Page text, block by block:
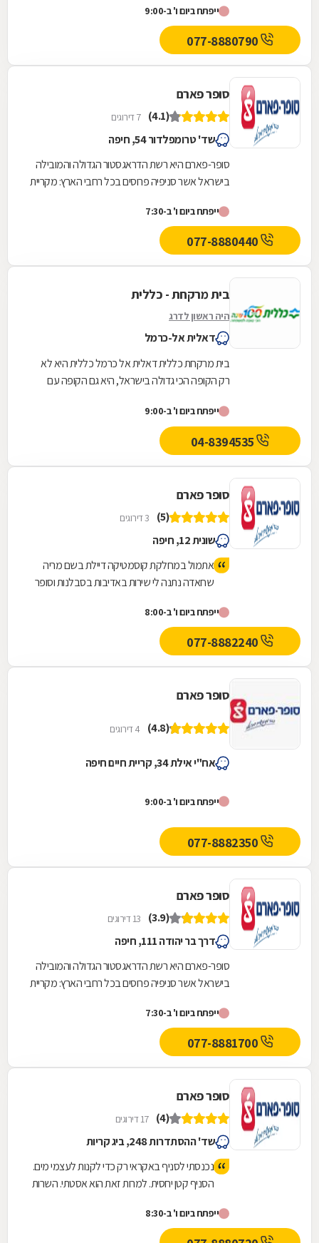
ייפתח ביום ו' ב-9:00
סופר פארם
(4.1) 7 דירוגים
שד' טרומפלדור 54, חיפה
סופר-פארם היא רשת הדראגסטור הגדולה והמובילה
בישראל אשר סניפיה פרוסים בכל רחבי הארץ: מקריית
ייפתח ביום ו' ב-7:30
בית מרקחת - כללית
היה ראשון לדרג
דאלית אל-כרמל
בית מרקחת כללית דאלית אל כרמל כללית היא לא
רק הקופה הכי גדולה בישראל, היא גם הקופה עם
אנחנו גאים...
ייפתח ביום ו' ב-9:00
04-8394535
סופר פארם
(5) 3 דירוגים
שונית 12, חיפה
אתמול במחלקת קוסמטיקה דיילת בשם מריה
שחאדה נתנה לי שירות באדיבות בסבלנות וסופר
יצאתי מרוצה וסיפרתי גם לחברות סיגל אוסקר
ייפתח ביום ו' ב-8:00
סופר פארם
(4.8) 4 דירוגים
אח"י אילת 34, קריית חיים חיפה
ייפתח ביום ו' ב-9:00
סופר פארם
(3.9) 13 דירוגים
דרך בר יהודה 111, חיפה
סופר-פארם היא רשת הדראגסטור הגדולה והמובילה
בישראל אשר סניפיה פרוסים בכל רחבי הארץ: מקריית
ייפתח ביום ו' ב-7:30
סופר פארם
(4) 17 דירוגים
שד' ההסתדרות 248, ביג קריות
נכנסתי לסניף באקראי רק כדי לקנות לעצמי מים.
הסניף קטן יחסית. למרות זאת הוא אסטתי. השרות
רגילים. החנות מתאימה למי שמחפש משהו על
ייפתח ביום ו' ב-8:30